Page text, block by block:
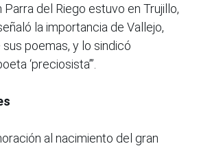
Parra del Riego estuvo en Trujillo,
la importancia de Vallejo,
poemas, y lo sindicó
‘preciosista’”.
al nacimiento del gran